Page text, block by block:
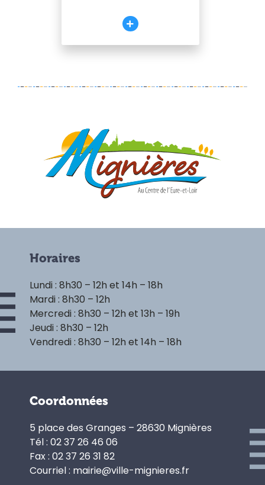
Horaires
Lundi : 8h30 – 12h et 14h – 18h
Mardi : 8h30 – 12h
Mercredi : 8h30 – 12h et 13h – 19h
Jeudi : 8h30 – 12h
Vendredi : 8h30 – 12h et 14h – 18h
Coordonnées
5 place des Granges – 28630 Mignières
Tél : 02 37 26 46 06
Fax : 02 37 26 31 82
Courriel : mairie@ville-mignieres.fr